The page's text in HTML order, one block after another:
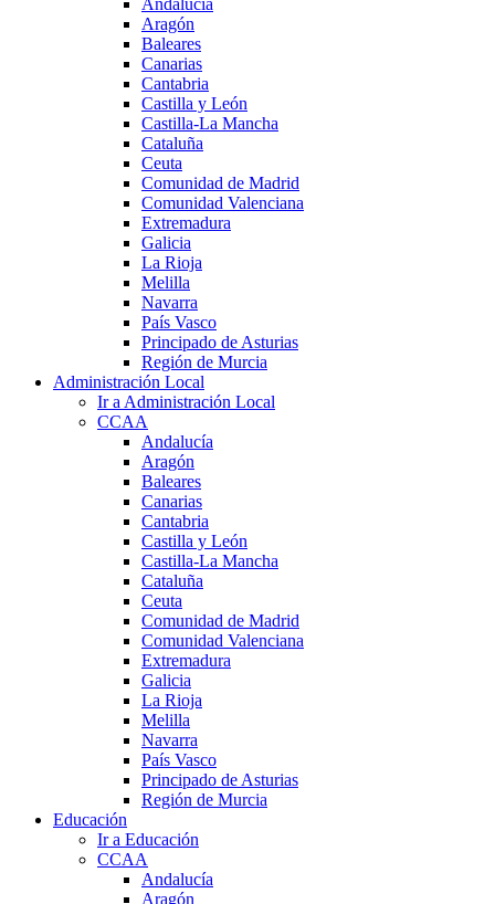
Aragón
Baleares
Canarias
Cantabria
Castilla y León
Castilla-La Mancha
Cataluña
Ceuta
Comunidad de Madrid
Comunidad Valenciana
Extremadura
Galicia
La Rioja
Melilla
Navarra
País Vasco
Principado de Asturias
Región de Murcia
Administración Local
Ir a Administración Local
CCAA
Andalucía
Aragón
Baleares
Canarias
Cantabria
Castilla y León
Castilla-La Mancha
Cataluña
Ceuta
Comunidad de Madrid
Comunidad Valenciana
Extremadura
Galicia
La Rioja
Melilla
Navarra
País Vasco
Principado de Asturias
Región de Murcia
Educación
Ir a Educación
CCAA
Andalucía
Aragón